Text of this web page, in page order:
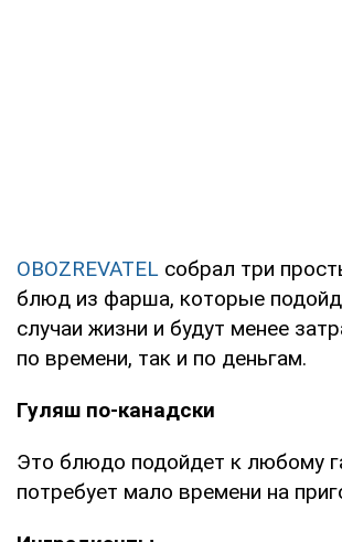
OBOZREVATEL собрал три
блюд из фарша, которые
случаи жизни и будут менее
по времени, так и по деньгам.
Гуляш по-канадски
Это блюдо подойдет к любому
потребует мало времени на